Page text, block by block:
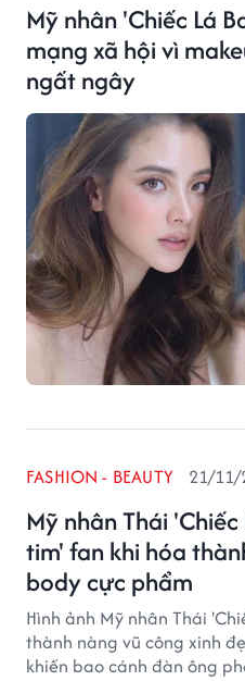
Mỹ nhân 'Chiếc Lá
mạng xã hội vì
ngất ngây
Mỹ nhân Thái 'Chiếc
tim' fan khi hóa
body cực phẩm
FASHION - BEAUTY 21/11/
Hình ảnh Mỹ nhân Thái
thành nàng vũ công xinh
khiến bao cánh đàn ông